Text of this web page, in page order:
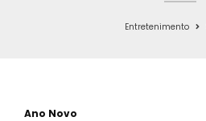
k
a
Entretenimento
Ano Novo